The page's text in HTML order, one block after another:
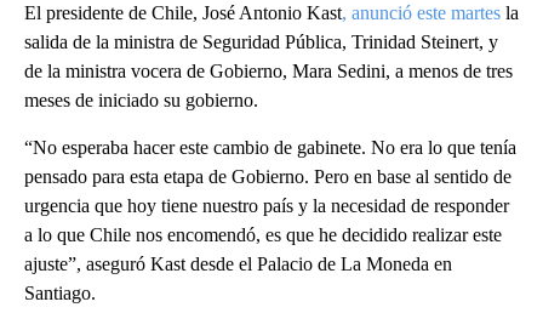
El presidente de Chile, José Antonio Kast, anunció este martes la
salida de la ministra de Seguridad Pública, Trinidad Steinert, y
de la ministra vocera de Gobierno, Mara Sedini, a menos de tres
meses de iniciado su gobierno.
“No esperaba hacer este cambio de gabinete. No era lo que tenía
pensado para esta etapa de Gobierno. Pero en base al sentido de
urgencia que hoy tiene nuestro país y la necesidad de responder
a lo que Chile nos encomendó, es que he decidido realizar este
ajuste”, aseguró Kast desde el Palacio de La Moneda en
Santiago.